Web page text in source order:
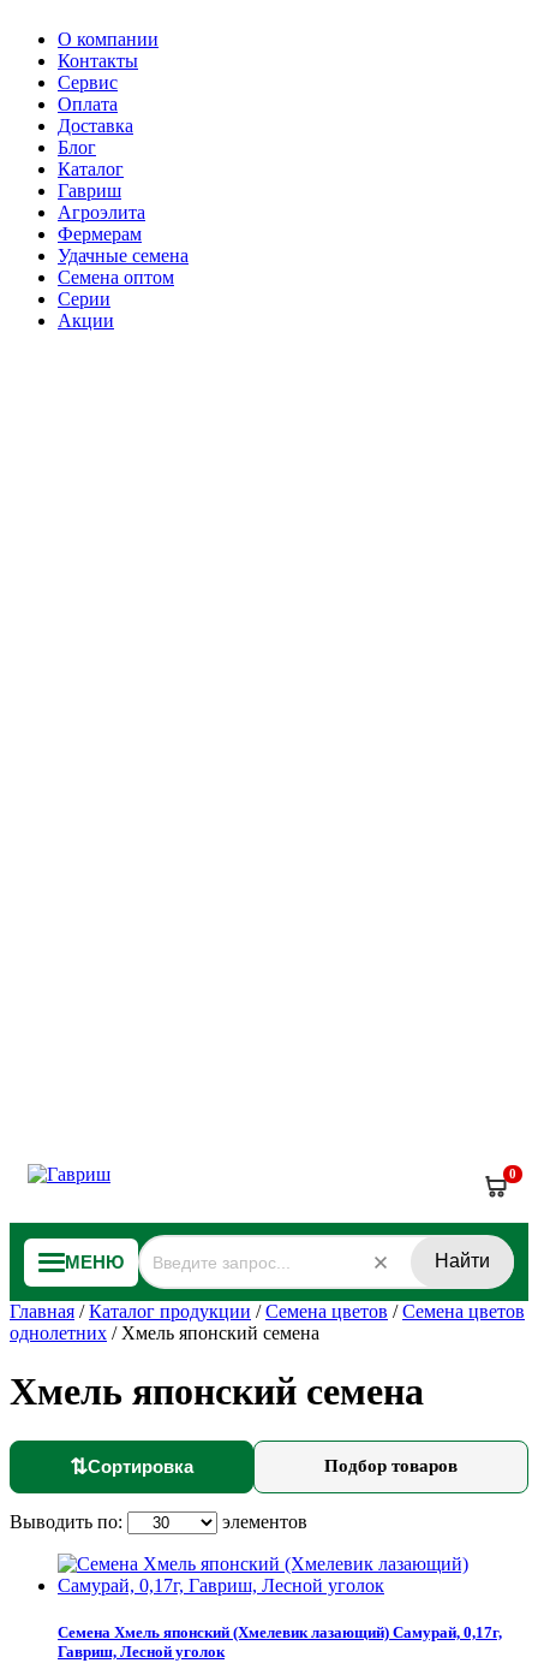
О компании
Контакты
Сервис
Оплата
Доставка
Блог
Каталог
Гавриш
Агроэлита
Фермерам
Удачные семена
Семена оптом
Серии
Акции
0
МЕНЮ Найти
Главная /Каталог продукции /Семена цветов /Семена цветов
однолетних / Хмель японский семена
Хмель японский семена
⇅Сортировка Подбор товаров
Выводить по: элементов
Семена Хмель японский (Хмелевик лазающий) Самурай, 0,17г,
Гавриш, Лесной уголок